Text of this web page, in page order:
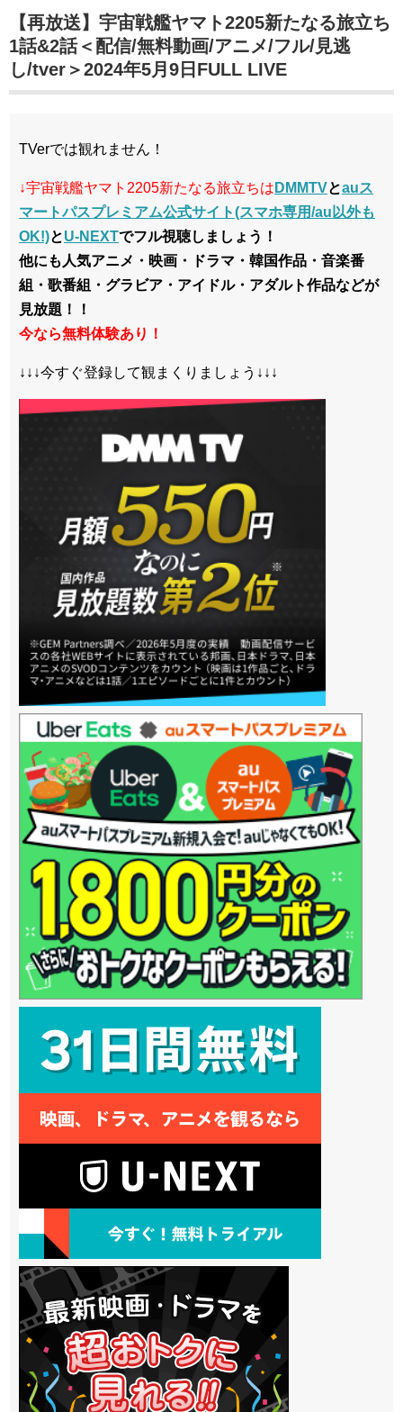
【再放送】宇宙戦艦ヤマト2205新たなる旅立ち
1話&2話＜配信/無料動画/アニメ/フル/見逃
し/tver＞2024年5月9日FULL LIVE
TVerでは観れません！
↓宇宙戦艦ヤマト2205新たなる旅立ちは DMMTVとauス
マートパスプレミアム公式サイト(スマホ専用/au以外も
OK!)とU-NEXTでフル視聴しましょう！
他にも人気アニメ・映画・ドラマ・韓国作品・音楽番
組・歌番組・グラビア・アイドル・アダルト作品などが
見放題！！
今なら無料体験あり！
↓↓↓今すぐ登録して観まくりましょう↓↓↓